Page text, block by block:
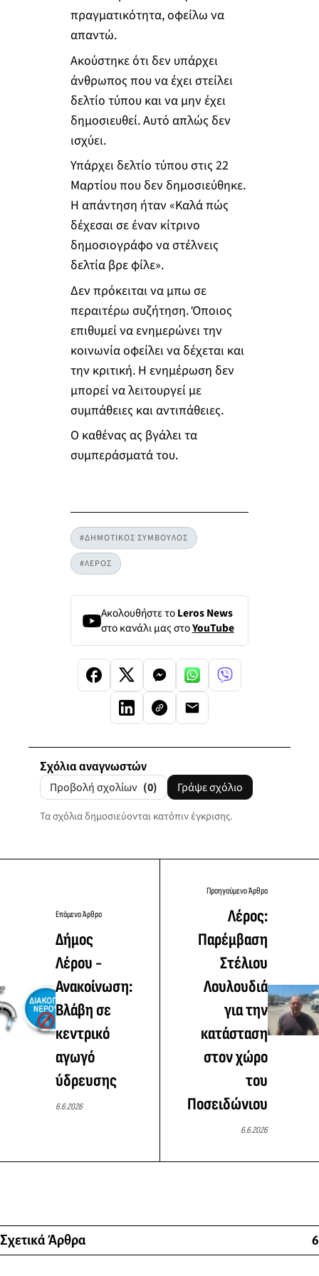
πραγματικότητα, οφείλω να
απαντώ.
Ακούστηκε ότι δεν υπάρχει
άνθρωπος που να έχει στείλει
δελτίο τύπου και να μην έχει
δημοσιευθεί. Αυτό απλώς δεν
ισχύει.
Υπάρχει δελτίο τύπου στις 22
Μαρτίου που δεν δημοσιεύθηκε.
Η απάντηση ήταν «Καλά πώς
δέχεσαι σε έναν κίτρινο
δημοσιογράφο να στέλνεις
δελτία βρε φίλε».
Δεν πρόκειται να μπω σε
περαιτέρω συζήτηση. Όποιος
επιθυμεί να ενημερώνει την
κοινωνία οφείλει να δέχεται και
την κριτική. Η ενημέρωση δεν
μπορεί να λειτουργεί με
συμπάθειες και αντιπάθειες.
Ο καθένας ας βγάλει τα
συμπεράσματά του.
#ΔΗΜΟΤΙΚΟΣ ΣΥΜΒΟΥΛΟΣ
#ΛΕΡΟΣ
Ακολουθήστε τοLeros News
στο κανάλι μας στοYouTube
Σχόλια αναγνωστών
Προβολή σχολίων (0) Γράψε σχόλιο
Τα σχόλια δημοσιεύονται κατόπιν έγκρισης.
Επόμενο Άρθρο
Δήμος
Λέρου -
Ανακοίνωση:
Βλάβη σε
κεντρικό
αγωγό
ύδρευσης
6.6.2026
Προηγούμενο Άρθρο
Λέρος:
Παρέμβαση
Στέλιου
Λουλουδιά
για την
κατάσταση
στον χώρο
του
Ποσειδώνιου
6.6.2026
Σχετικά Άρθρα 6